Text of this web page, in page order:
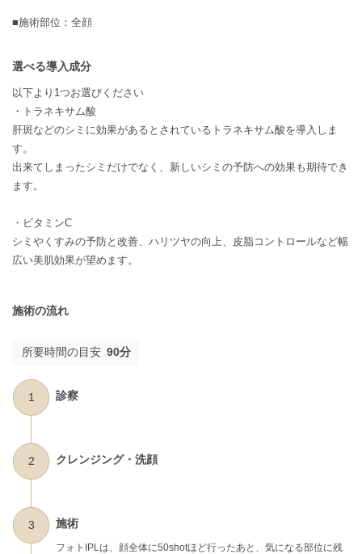
■施術部位：全顔
選べる導入成分
以下より1つお選びください
・トラネキサム酸
肝斑などのシミに効果があるとされているトラネキサム酸を導入しま
す。
出来てしまったシミだけでなく、新しいシミの予防への効果も期待でき
ます。
・ビタミンC
シミやくすみの予防と改善、ハリツヤの向上、皮脂コントロールなど幅
広い美肌効果が望めます。
施術の流れ
所要時間の目安 90分
1 診察
2 クレンジング・洗顔
3 施術
フォトIPLは、顔全体に50shotほど行ったあと、気になる部位に残